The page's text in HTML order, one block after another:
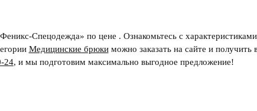
Спецодежда» по цене . Ознакомьтесь с
Медицинские брюкиможно заказать на сайте и
24, и мы подготовим максимально выгодное предложение!